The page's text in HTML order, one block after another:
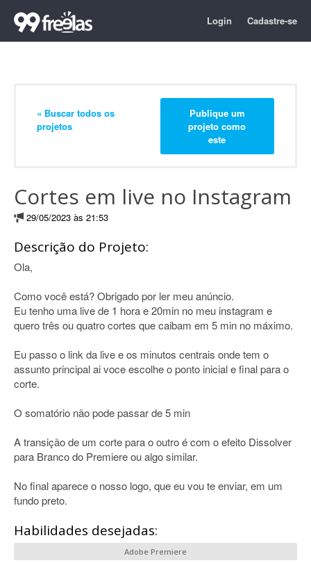
Login Cadastre-se
« Buscar todos os
projetos
Publique um
projeto como
este
Cortes em live no Instagram
29/05/2023 às 21:53
Descrição do Projeto:
Ola,
Como você está? Obrigado por ler meu anúncio.
Eu tenho uma live de 1 hora e 20min no meu instagram e
quero três ou quatro cortes que caibam em 5 min no máximo.
Eu passo o link da live e os minutos centrais onde tem o
assunto principal ai voce escolhe o ponto inicial e final para o
corte.
O somatório não pode passar de 5 min
A transição de um corte para o outro é com o efeito Dissolver
para Branco do Premiere ou algo similar.
No final aparece o nosso logo, que eu vou te enviar, em um
fundo preto.
Habilidades desejadas:
Adobe Premiere